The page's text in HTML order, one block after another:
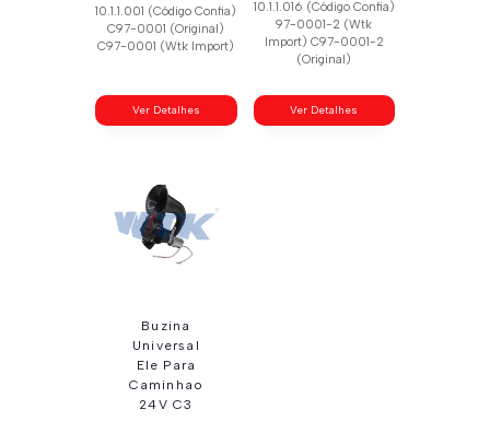
10.1.1.001 (Código Confia)
C97-0001 (Original)
C97-0001 (Wtk Import)
Ver Detalhes
10.1.1.016 (Código Confia)
97-0001-2 (Wtk
Import) C97-0001-2
(Original)
Ver Detalhes
Buzina
Universal
Ele Para
Caminhao
24V C3